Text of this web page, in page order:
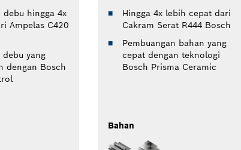
debu hingga 4x
Ampelas C420
debu yang
dengan Bosch
Hingga 4x lebih cepat dari
Cakram Serat R444 Bosch
Pembuangan bahan yang
cepat dengan teknologi
Bosch Prisma Ceramic
Bahan